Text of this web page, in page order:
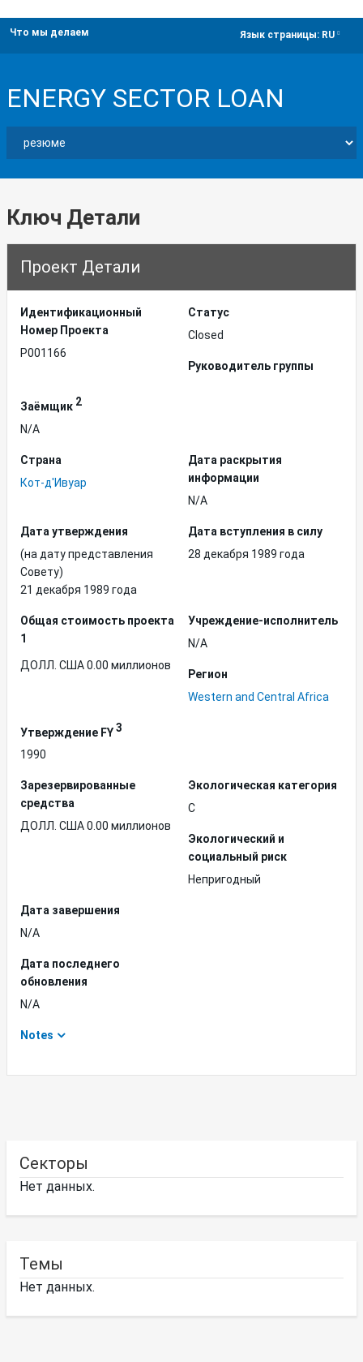
Что мы делаем Язык страницы: RU
ENERGY SECTOR LOAN
Ключ Детали
Проект Детали
Идентификационный
Hомер Проекта
P001166
Статус
Closed
Руководитель группы
Заёмщик 2
N/A
Страна
Кот-д'Ивуар
Дата раскрытия
информации
N/A
Дата утверждения
(на дату представления
Совету)
21 декабря 1989 года
Дата вступления в силу
28 декабря 1989 года
Общая стоимость проекта
1
ДОЛЛ. США 0.00 миллионов
Учреждение-исполнитель
N/A
Регион
Western and Central Africa
Утверждение FY3
1990
Зарезервированные
средства
ДОЛЛ. США 0.00 миллионов
Экологическая категория
C
Экологический и
социальный риск
Непригодный
Дата завершения
N/A
Дата последнего
обновления
N/A
Notes
Секторы
Нет данных.
Темы
Нет данных.